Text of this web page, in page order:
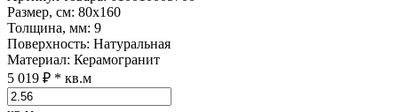
Размер, см: 80x160
Толщина, мм: 9
Поверхность: Натуральная
Материал: Керамогранит
5 019 ₽ * кв.м